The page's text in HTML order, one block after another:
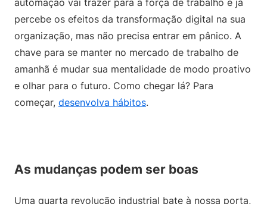
automação vai trazer para a força de trabalho e já
percebe os efeitos da transformação digital na sua
organização, mas não precisa entrar em pânico. A
chave para se manter no mercado de trabalho de
amanhã é mudar sua mentalidade de modo proativo
e olhar para o futuro. Como chegar lá? Para
começar, desenvolva hábitos.
As mudanças podem ser boas
Uma quarta revolução industrial bate à nossa porta,